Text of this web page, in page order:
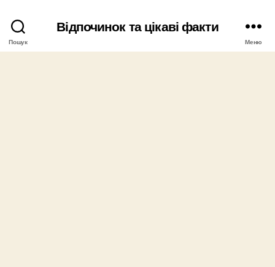
Пошук
Відпочинок та цікаві факти
Меню